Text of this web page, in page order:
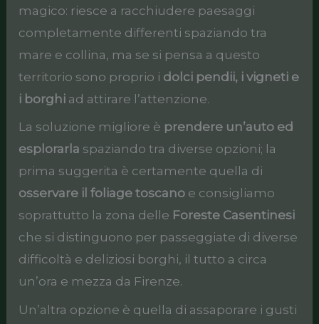
magico: riesce a racchiudere paesaggi
completamente differenti spaziando tra
mare e collina, ma se si pensa a questo
territorio sono proprio i dolci pendii, i vigneti e
i borghi ad attirare l’attenzione.
La soluzione migliore è prendere un’auto ed
esplorarla spaziando tra diverse opzioni; la
prima suggerita è certamente quella di
osservare il foliage toscano e consigliamo
soprattutto la zona delle Foreste Casentinesi
che si distinguono per passeggiate di diverse
difficoltà e deliziosi borghi, il tutto a circa
un’ora e mezza da Firenze.
Un’altra opzione è quella di assaporare i gusti